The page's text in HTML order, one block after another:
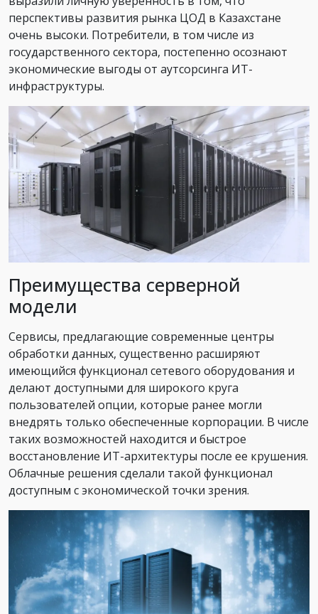
перспективы развития рынка ЦОД в Казахстане
очень высоки. Потребители, в том числе из
государственного сектора, постепенно осознают
экономические выгоды от аутсорсинга ИТ-
инфраструктуры.
Преимущества серверной
модели
Сервисы, предлагающие современные центры
обработки данных, существенно расширяют
имеющийся функционал сетевого оборудования и
делают доступными для широкого круга
пользователей опции, которые ранее могли
внедрять только обеспеченные корпорации. В числе
таких возможностей находится и быстрое
восстановление ИТ-архитектуры после ее крушения.
Облачные решения сделали такой функционал
доступным с экономической точки зрения.